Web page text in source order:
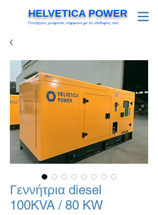
Γεννήτριες ρεύματος σύμφωνα με τις επιθυμίες σας
HELVETICA POWER
Γεννήτρια diesel
100KVA / 80 KW